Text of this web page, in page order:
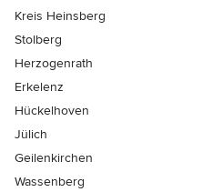
Kreis Heinsberg
Stolberg
Herzogenrath
Erkelenz
Hückelhoven
Jülich
Geilenkirchen
Wassenberg